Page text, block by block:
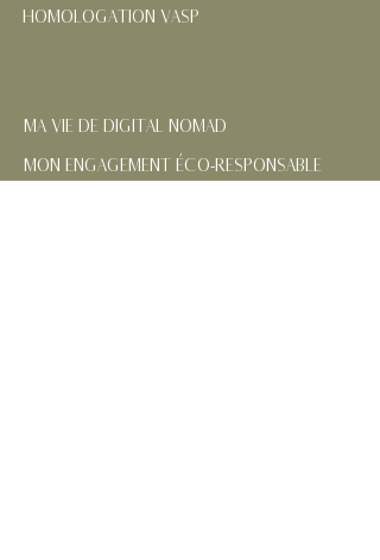
HOMOLOGATION VASP
MA VIE DE DIGITAL NOMAD
MON ENGAGEMENT ÉCO-RESPONSABLE